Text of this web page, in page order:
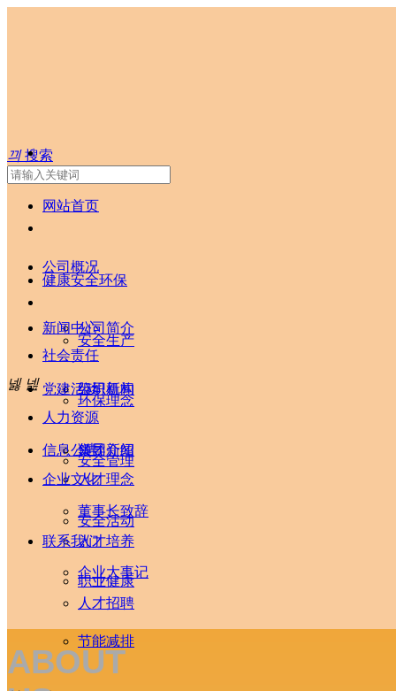
끠 搜索
网站首页
公司概况
公司简介
组织机构
领导介绍
董事长致辞
企业大事记
新闻中心
公司新闻
集团新闻
党建活动
信息公告
健康安全环保
安全生产
环保理念
安全管理
安全活动
职业健康
节能减排
社会责任
人力资源
人才理念
人才培养
人才招聘
企业文化
联系我们
넳 넲
ABOUT